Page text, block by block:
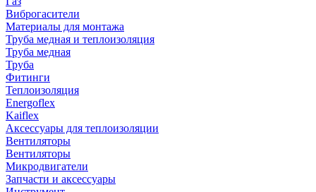
Виброгасители
Материалы для монтажа
Труба медная и теплоизоляция
Труба медная
Труба
Фитинги
Теплоизоляция
Energoflex
Kaiflex
Аксессуары для теплоизоляции
Вентиляторы
Вентиляторы
Микродвигатели
Запчасти и аксессуары